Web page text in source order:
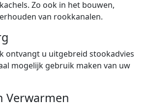
Zo ook in het bouwen,
van rookkanalen.
ontvangt u uitgebreid stookadvies
mogelijk gebruik maken van uw
Verwarmen